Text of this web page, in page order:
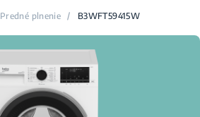
Predné plnenie / B3WFT59415W